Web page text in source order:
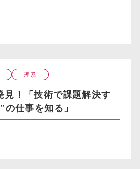
理系
見！「技術で課題解決す
仕事を知る」